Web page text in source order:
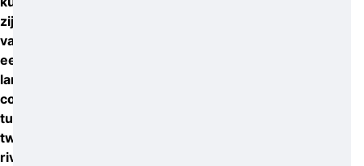
zijn
van
een
langlopend
conflict
tussen
twee
rivaliserende